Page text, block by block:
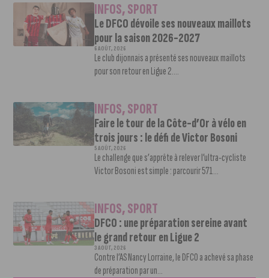
INFOS,SPORT
Le DFCO dévoile ses nouveaux maillots
pour la saison 2026-2027
6 AOÛT, 2026
Le club dijonnais a présenté ses nouveaux maillots
pour son retour en Ligue 2....
INFOS,SPORT
Faire le tour de la Côte-d’Or à vélo en
trois jours : le défi de Victor Bosoni
5 AOÛT, 2026
Le challenge que s’apprête à relever l’ultra-cycliste
Victor Bosoni est simple : parcourir 571...
INFOS,SPORT
DFCO : une préparation sereine avant
le grand retour en Ligue 2
3 AOÛT, 2026
Contre l’AS Nancy Lorraine, le DFCO a achevé sa phase
de préparation par un...